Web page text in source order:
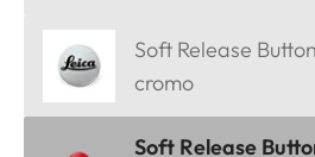
Soft Release
cromo
Soft Release